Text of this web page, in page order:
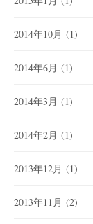
2014年10月 (1)
2014年6月 (1)
2014年3月 (1)
2014年2月 (1)
2013年12月 (1)
2013年11月 (2)